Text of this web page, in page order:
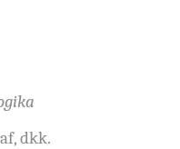
dkk.